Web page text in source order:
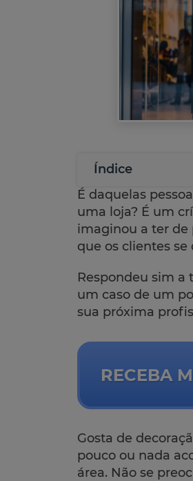
Índice
É daquelas
uma loja? É um
imaginou a ter de
que os clientes
Respondeu sim a
um caso de um
sua próxima
RECEBA
Gosta de
pouco ou nada
área. Não se